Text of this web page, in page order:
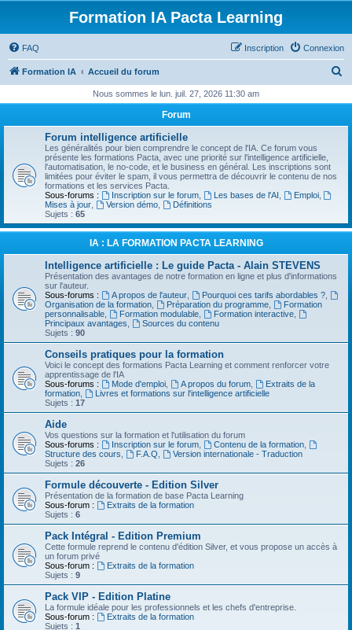
Formation IA Pacta Learning
FAQ Connexion
Inscription
Formation IA Accueil du forum
h
e
Nous sommes le lun. juil. 27, 2026 11:30 am
Forum
Forum intelligence artificielle
Les généralités pour bien comprendre le concept de l'IA. Ce forum vous
présente les formations Pacta, avec une priorité sur l'intelligence artificielle,
l'automatisation, le no-code, et le business en général. Les inscriptions sont
limitées pour éviter le spam, il vous permettra de découvrir le contenu de nos
formations et les services Pacta.
Sous-forums :
Inscription sur le forum, Les bases de l'AI Emploi,
Mises à jour
Version démo,
Définitions
Sujets : 65
IA : LA FORMATION PACTA LEARNING
Intelligence artificielle : Le guide Pacta - Alain STEVENS
Présentation des avantages de notre formation en ligne et plus d'informations
sur l'auteur.
Sous-forums :
A propos de l'auteur, Pourquoi ces tarifs abordables ?,
Organisation de la formation
Préparation du programme,
Formation
personnalisable
Formation modulable, Formation interactive,
Principaux avantages
Sources du contenu
Sujets : 90
Conseils pratiques pour la formation
Voici le concept des formations Pacta Learning et comment renforcer votre
apprentissage de l'IA
Sous-forums :
Mode d'emploi, A propos du forum,
Extraits de la
formation
Livres et formations sur l'intelligence artificielle
Sujets : 17
Aide
Vos questions sur la formation et l'utilisation du forum
Sous-forums :
Inscription sur le forum, Contenu de la formation,
Structure des cours
F.A.Q
Version internationale - Traduction
Sujets : 26
Formule découverte - Edition Silver
Présentation de la formation de base Pacta Learning
Sous-forum :
Extraits de la formation
Sujets : 6
Pack Intégral - Edition Premium
Cette formule reprend le contenu d'édition Silver, et vous propose un accès à
un forum privé
Sous-forum :
Extraits de la formation
Sujets : 9
Pack VIP - Edition Platine
La formule idéale pour les professionnels et les chefs d'entreprise.
Sous-forum :
Extraits de la formation
Sujets : 1